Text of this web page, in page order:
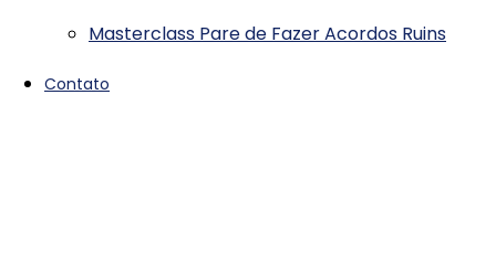
Masterclass Pare de Fazer Acordos Ruins
Contato